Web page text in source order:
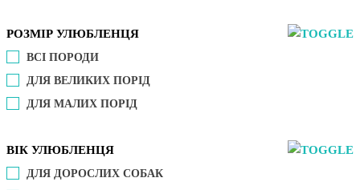
РОЗМІР УЛЮБЛЕНЦЯ
ВСІ ПОРОДИ
ДЛЯ ВЕЛИКИХ ПОРІД
ДЛЯ МАЛИХ ПОРІД
ВІК УЛЮБЛЕНЦЯ
ДЛЯ ДОРОСЛИХ СОБАК